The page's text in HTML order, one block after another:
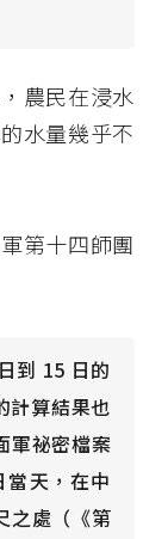
農民在浸水
水量幾乎不
第十四師團
到 15 日的
計算結果也
軍祕密檔案
天，在中
之處（《第